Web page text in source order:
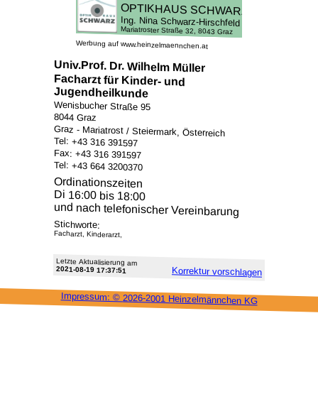
Werbung auf www.heinzelmaennchen.at
Univ.Prof. Dr. Wilhelm Müller
Facharzt für Kinder- und
Jugendheilkunde
Wenisbucher Straße 95
8044 Graz
Graz - Mariatrost / Steiermark, Österreich
Tel: +43 316 391597
Fax: +43 316 391597
Tel: +43 664 3200370
Ordinationszeiten
Di 16:00 bis 18:00
und nach telefonischer Vereinbarung
Stichworte:
Facharzt, Kinderarzt,
Letzte Aktu­alisie­rung am
2021-08-19 17:37:51 Korrektur vor­schlagen
Impressum: © 2026-2001 Heinzel­männchen KG